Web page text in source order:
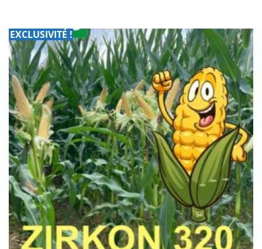
EXCLUSIVITÉ !